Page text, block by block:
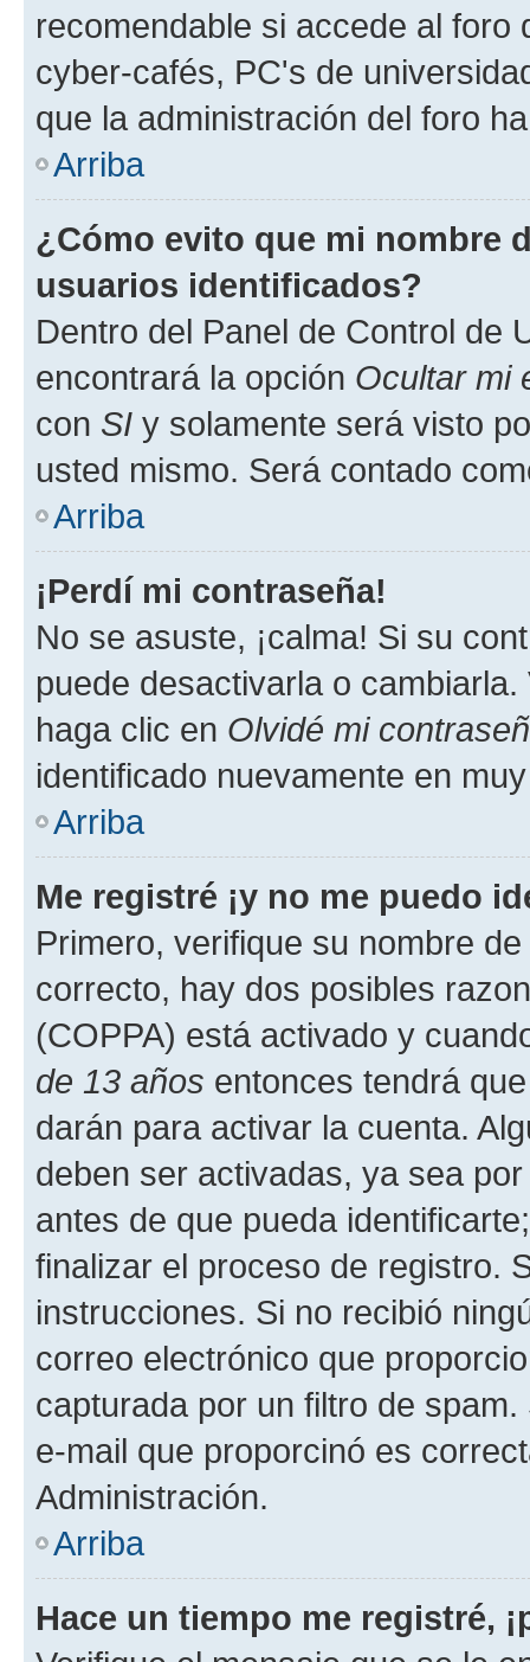
recomendable si accede al foro
cyber-cafés, PC's de
que la administración del foro
Arriba
¿Cómo evito que mi nombre
usuarios identificados?
Dentro del Panel de Control de
encontrará la opción Ocultar mi
con SI y solamente será visto
usted mismo. Será contado
Arriba
¡Perdí mi contraseña!
No se asuste, ¡calma! Si su
puede desactivarla o
haga clic en Olvidé mi
identificado nuevamente en
Arriba
Me registré ¡y no me puedo
Primero, verifique su nombre
correcto, hay dos posibles
(COPPA) está activado y
de 13 años entonces tendrá
darán para activar la cuenta.
deben ser activadas, ya sea
antes de que pueda
finalizar el proceso de registro.
instrucciones. Si no recibió
correo electrónico que
capturada por un filtro de
e-mail que proporcinó es
Administración.
Arriba
Hace un tiempo me registré,